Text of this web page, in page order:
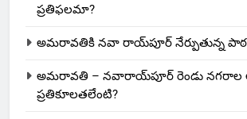
ప్రతిఫలమా?
అమరావతికి నవా రాయ్‌పూర్ నేర్పుతున్న
అమరావతి – నవారాయ్‌పూర్ రెండు నగరాల
ప్రతికూలతలేంటి?